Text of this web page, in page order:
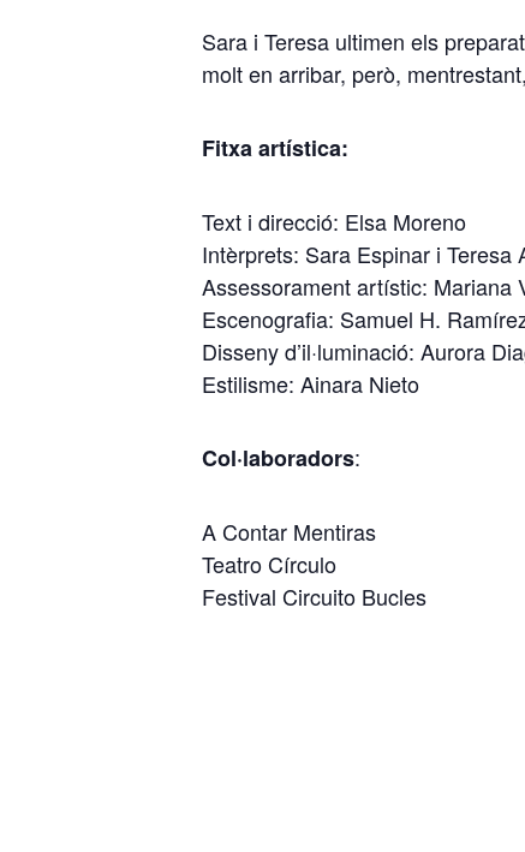
Sara i Teresa ultimen els
molt en arribar, però,
Fitxa artística:
Text i direcció: Elsa Moreno
Intèrprets: Sara Espinar i Teresa
Assessorament artístic: Mariana
Escenografia: Samuel H.
Disseny d’il·luminació: Aurora
Estilisme: Ainara Nieto
Col·laboradors:
A Contar Mentiras
Teatro Círculo
Festival Circuito Bucles